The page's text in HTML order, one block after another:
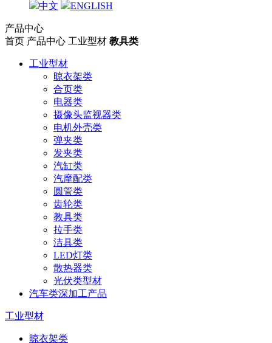
中文
ENGLISH
产品中心
首页 产品中心 工业型材 教具类
工业型材
晾衣架类
合页类
电器类
摄像头监视器类
电机外壳类
弹夹类
发夹类
汽缸类
汽摩配类
圆管类
齿轮类
教具类
拉手类
洁具类
LED灯类
散热器类
光伏类型材
汽车类深加工产品
工业型材
晾衣架类